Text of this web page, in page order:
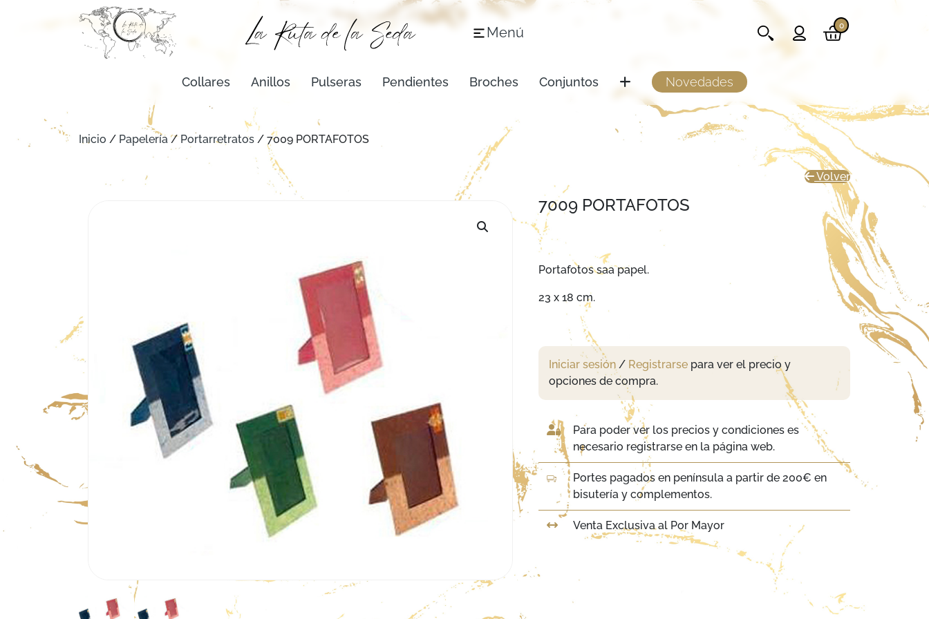
Menú 0
Collares Anillos Pulseras Pendientes Broches Conjuntos Novedades
Inicio / Papelería / Portarretratos / 7009 PORTAFOTOS
Volver
7009 PORTAFOTOS
Portafotos saa papel.
23 x 18 cm.
Iniciar sesión / Registrarse para ver el precio y
opciones de compra.
Para poder ver los precios y condiciones es
necesario registrarse en la página web.
Portes pagados en península a partir de 200€ en
bisutería y complementos.
Venta Exclusiva al Por Mayor